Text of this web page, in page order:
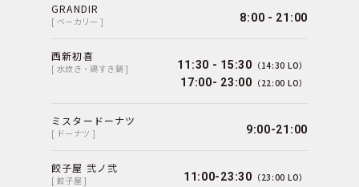
GRANDIR
[ ベーカリー ] 8:00 - 21:00
西新初喜
[ 水炊き・鶏すき鍋 ] 11:30 - 15:30 （14:30 LO）
17:00- 23:00 （22:00 LO）
ミスタードーナツ
[ ドーナツ ] 9:00-21:00
餃子屋 弐ノ弐
[ 餃子屋 ] 11:00-23:30 （23:00 LO）